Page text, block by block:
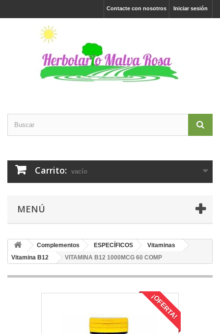
Iniciar sesión
Contacte con nosotros
Carrito: vacío
MENÚ
Complementos ESPECÍFICOS
Vitaminas
Vitamina B12
VITAMINA B12 1000MCG 60 COMP
¡OFERTA!